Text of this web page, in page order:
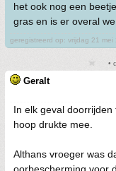
het ook nog een
gras en is er overal
geregistreerd op: vrijdag 21 mei
•
Geralt
In elk geval
hoop drukte mee.
Althans vroeger was